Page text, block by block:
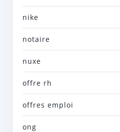
nike
notaire
nuxe
offre rh
offres emploi
ong